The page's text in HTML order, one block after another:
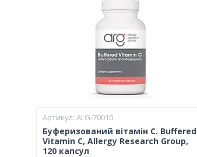
ALG-70010
Буферизований вітамін С. Buffered
Vitamin C, Allergy Research Group,
120 капсул